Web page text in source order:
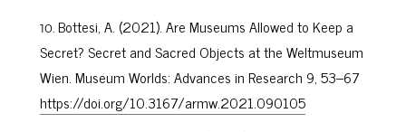
Bottesi, A. (2021). Are Museums Allowed to Keep a
Secret? Secret and Sacred Objects at the Weltmuseum
Wien. Museum Worlds: Advances in Research 9, 53–67
https://doi.org/10.3167/armw.2021.090105